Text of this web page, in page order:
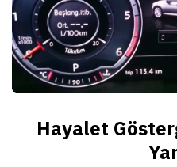
Hayalet